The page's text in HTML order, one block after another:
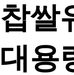
찹쌀
대용